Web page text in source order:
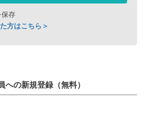
保存
方はこちら＞
への新規登録（無料）